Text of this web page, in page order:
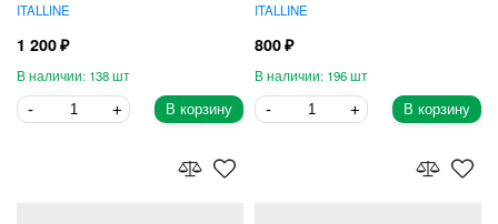
ITALLINE
1 200
138
В корзину
ITALLINE
800
196
В корзину